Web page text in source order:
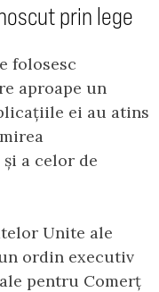
prin lege
folosesc
aproape un
ei au atins
a celor de
Unite ale
ordin executiv
pentru Comerț